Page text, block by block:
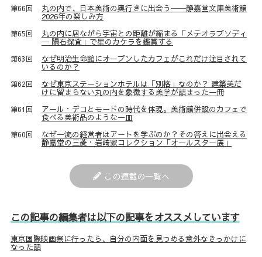
第66回 丸の内で、日本美術の奥行きに出会う──静嘉堂文庫美術館
2026年の楽しみ方
第65回 丸の内に居ながら宇宙との距離が縮まる「メテオラプソディ
─ 隕石探査」で星のカケラを鑑賞する
第63回 なぜ明治生命館にオープンしたカフェがこれだけ注目されて
いるのか？
第62回 なぜ東京ステーションホテルは「別格」なのか？ 建築美だ
けに留まらない丸の内を象徴する美学が詰まった一冊
第61回 アール・デコとモードの時代を体現。美術館併設のカフェで
食べる美術品のような一皿
第60回 なぜ一流の経営者はアートを学ぶのか？その答えに出会える
静嘉堂の三菱・岩﨑家コレクション「オールスター展」
この連載の一覧へ
この記事の編集者は以下の記事をオススメしています
東京国際映画祭に行ったら、自分の内面を見つめる意外なきっかけに
なった話